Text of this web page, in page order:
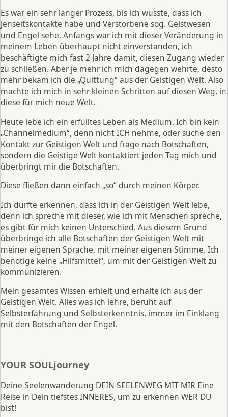
Es war ein sehr langer Prozess, bis ich wusste, dass ich
Jenseitskontakte habe und Verstorbene sog. Geistwesen
und Engel sehe. Anfangs war ich mit dieser Veränderung in
meinem Leben überhaupt nicht einverstanden, ich
beschäftigte mich fast 2 Jahre damit, diesen Zugang wieder
zu schließen. Aber je mehr ich mich dagegen wehrte, desto
mehr bekam ich die „Quittung“ aus der Geistigen Welt. Also
machte ich mich in sehr kleinen Schritten auf diesen Weg, in
diese für mich neue Welt.
Heute lebe ich ein erfülltes Leben als Medium. Ich bin kein
„Channelmedium“, denn nicht ICH nehme, oder suche den
Kontakt zur Geistigen Welt und frage nach Botschaften,
sondern die Geistige Welt kontaktiert jeden Tag mich und
überbringt mir die Botschaften.
Diese fließen dann einfach „so“ durch meinen Körper.
Ich durfte erkennen, dass ich in der Geistigen Welt lebe,
denn ich spreche mit dieser, wie ich mit Menschen spreche,
es gibt für mich keinen Unterschied. Aus diesem Grund
überbringe ich alle Botschaften der Geistigen Welt mit
meiner eigenen Sprache, mit meiner eigenen Stimme. Ich
benötige keine „Hilfsmittel“, um mit der Geistigen Welt zu
kommunizieren.
Mein gesamtes Wissen erhielt und erhalte ich aus der
Geistigen Welt. Alles was ich lehre, beruht auf
Selbsterfahrung und Selbsterkenntnis, immer im Einklang
mit den Botschaften der Engel.
YOUR SOULjourney
Deine Seelenwanderung DEIN SEELENWEG MIT MIR Eine
Reise in Dein tiefstes INNERES, um zu erkennen WER DU
bist!